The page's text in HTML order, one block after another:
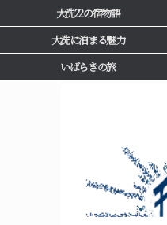
大洗22の宿物語
大洗に泊まる魅力
いばらきの旅